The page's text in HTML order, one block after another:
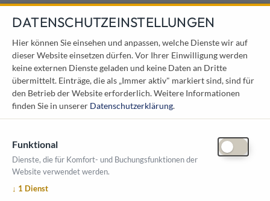
KONTAKT
Österreichischer Kommunal-Verlag GmbH
Löwelstraße 6 / 2. Stock
1010 Wien
messe@kommunal.at
ÖFFNUNGSZEITEN MESSE
DATENSCHUTZEINSTELLUNGEN
Hier können Sie einsehen und anpassen, welche Dienste wir auf
dieser Website einsetzen dürfen. Vor Ihrer Einwilligung werden
keine externen Dienste geladen und keine Daten an Dritte
übermittelt. Einträge, die als „Immer aktiv" markiert sind, sind für
den Betrieb der Website erforderlich.Weitere Informationen
finden Sie in unserer Datenschutzerklärung.
Funktional
Dienste, die für Komfort- und Buchungsfunktionen der
Website verwendet werden.
↓ 1 Dienst